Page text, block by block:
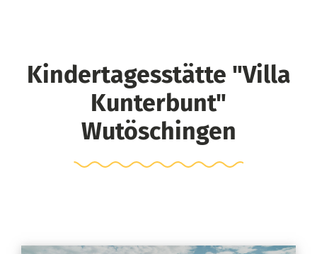
Kindertagesstätte "Villa
Kunterbunt"
Wutöschingen